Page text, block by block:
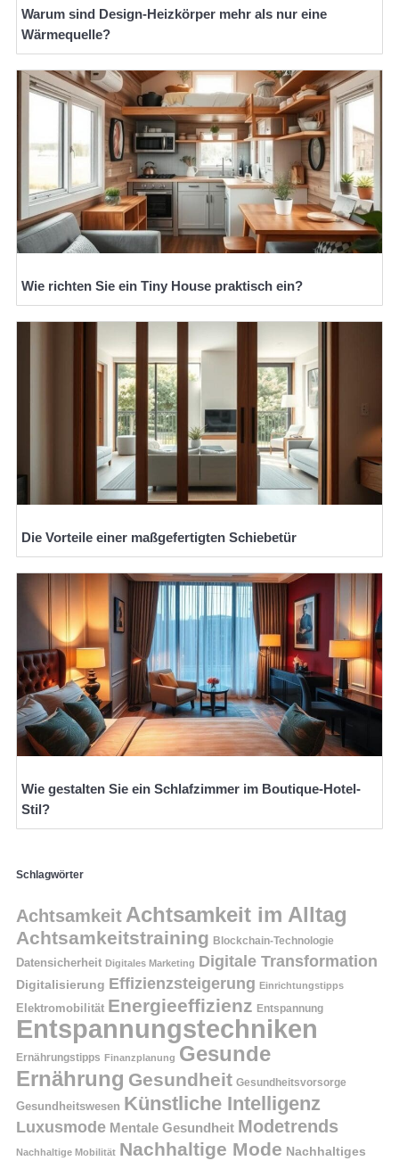
Warum sind Design-Heizkörper mehr als nur eine
Wärmequelle?
Wie richten Sie ein Tiny House praktisch ein?
Die Vorteile einer maßgefertigten Schiebetür
Wie gestalten Sie ein Schlafzimmer im Boutique-Hotel-
Stil?
Schlagwörter
Achtsamkeit Achtsamkeit im Alltag
Achtsamkeitstraining Blockchain-Technologie
Datensicherheit Digitales Marketing Digitale Transformation
Digitalisierung Effizienzsteigerung Einrichtungstipps
Elektromobilität Energieeffizienz Entspannung
Entspannungstechniken
Ernährungstipps Finanzplanung Gesunde
Ernährung Gesundheit Gesundheitsvorsorge
Gesundheitswesen Künstliche Intelligenz
Luxusmode Mentale Gesundheit Modetrends
Nachhaltige Mobilität Nachhaltige Mode Nachhaltiges